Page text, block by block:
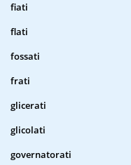
fiati
flati
fossati
frati
glicerati
glicolati
governatorati